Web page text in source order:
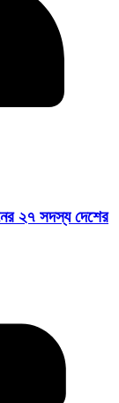
২৭ সদস্য দেশের